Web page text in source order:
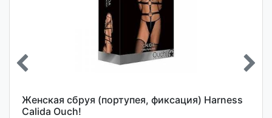
Женская сбруя (портупея, фиксация) Harness
Calida Ouch!